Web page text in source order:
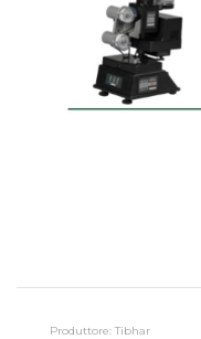
Produttore: Tibhar